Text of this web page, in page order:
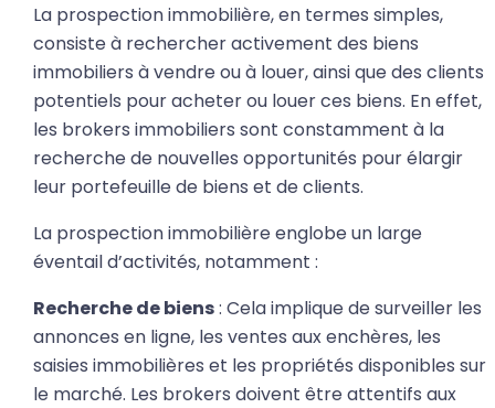
La prospection immobilière, en termes simples,
consiste à rechercher activement des biens
immobiliers à vendre ou à louer, ainsi que des clients
potentiels pour acheter ou louer ces biens. En effet,
les brokers immobiliers sont constamment à la
recherche de nouvelles opportunités pour élargir
leur portefeuille de biens et de clients.
La prospection immobilière englobe un large
éventail d’activités, notamment :
Recherche de biens: Cela implique de surveiller les
annonces en ligne, les ventes aux enchères, les
saisies immobilières et les propriétés disponibles sur
le marché. Les brokers doivent être attentifs aux